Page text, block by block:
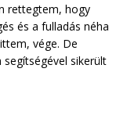
rettegtem, hogy
és a fulladás néha
vége. De
sikerült